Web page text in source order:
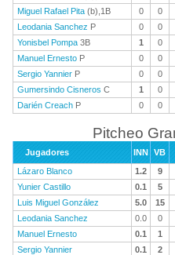
Miguel Rafael Pita (b),1B 0 0
Leodania Sanchez P 0 0
Yonisbel Pompa 3B 1 0
Manuel Ernesto P 0 0
Sergio Yannier P 0 0
Gumersindo Cisneros C 1 0
Darién Creach P 0 0
Pitcheo
Jugadores INN VB
Lázaro Blanco
1.2 9
Yunier Castillo
0.1 5
Luis Miguel González
5.0 15
Leodania Sanchez
0.0 0
Manuel Ernesto
0.1 1
Sergio Yannier
0.1 2